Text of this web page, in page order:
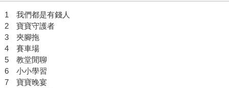
1 我們都是有錢人
2 寶寶守護者
3 夾腳拖
4 賽車場
5 教堂閒聊
6 小小學習
7 寶寶晚宴